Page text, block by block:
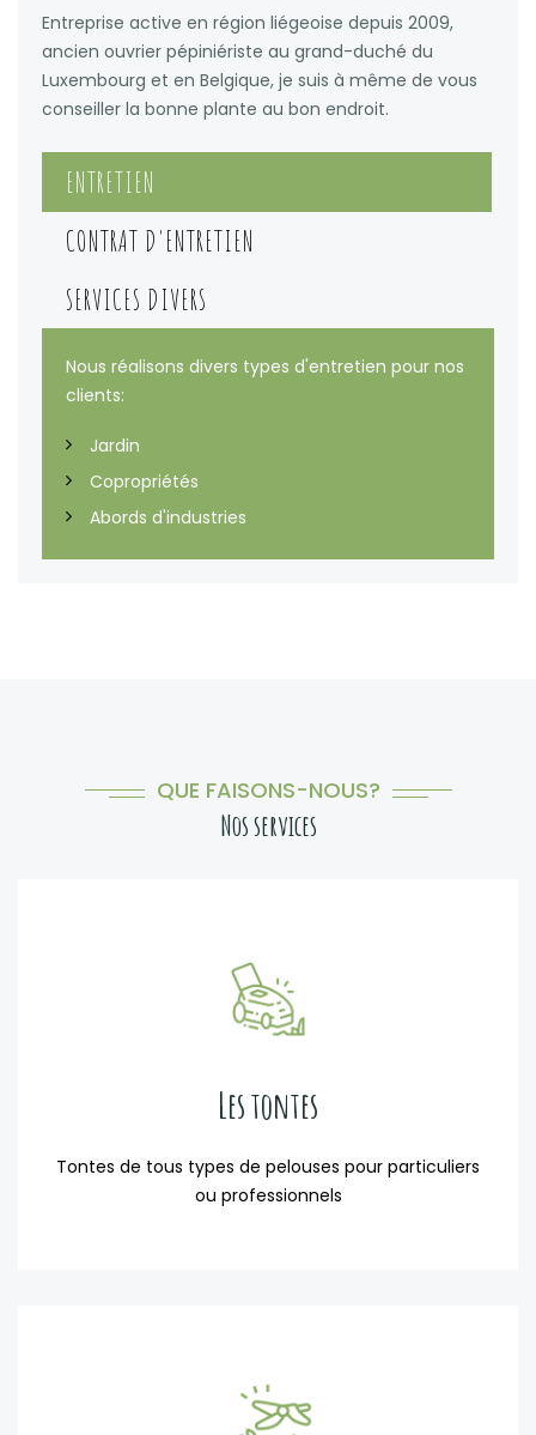
Entreprise active en région liégeoise depuis 2009,
ancien ouvrier pépiniériste au grand-duché du
Luxembourg et en Belgique, je suis à même de vous
conseiller la bonne plante au bon endroit.
ENTRETIEN
CONTRAT D'ENTRETIEN
SERVICES DIVERS
Nous réalisons divers types d'entretien pour nos
clients:
Jardin
Copropriétés
Abords d'industries
QUE FAISONS-NOUS?
Nos services
Les tontes
Tontes de tous types de pelouses pour particuliers
ou professionnels